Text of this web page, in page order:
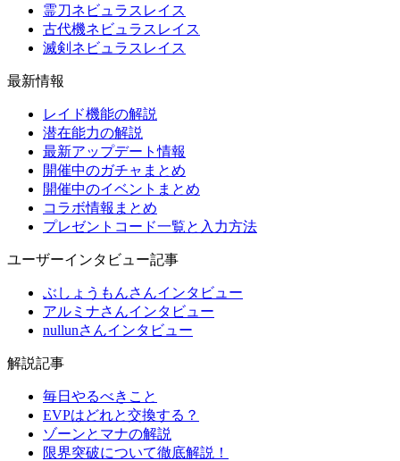
霊刀ネビュラスレイス
古代機ネビュラスレイス
滅剣ネビュラスレイス
最新情報
レイド機能の解説
潜在能力の解説
最新アップデート情報
開催中のガチャまとめ
開催中のイベントまとめ
コラボ情報まとめ
プレゼントコード一覧と入力方法
ユーザーインタビュー記事
ぶしょうもんさんインタビュー
アルミナさんインタビュー
nullunさんインタビュー
解説記事
毎日やるべきこと
EVPはどれと交換する？
ゾーンとマナの解説
限界突破について徹底解説！